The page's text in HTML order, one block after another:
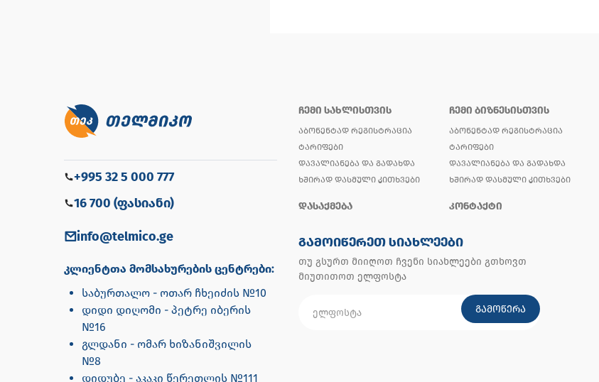
+995 32 5 000 777
16 700 (ფასიანი)
info@telmico.ge
კლიენტთა მომსახურების ცენტრები:
საბურთალო - ოთარ ჩხეიძის №10
დიდი დიღომი - პეტრე იბერის
№16
გლდანი - ომარ ხიზანიშვილის
№8
დიდუბე - აკაკი წერეთლის №111
ᲩᲔᲛᲘ ᲡᲐᲮᲚᲘᲡᲗᲕᲘᲡ
ᲐᲑᲝᲜᲔᲜᲢᲐᲓ ᲠᲔᲒᲘᲡᲢᲠᲐᲪᲘᲐ
ᲢᲐᲠᲘᲤᲔᲑᲘ
ᲓᲐᲕᲐᲚᲘᲐᲜᲔᲑᲐ ᲓᲐ ᲒᲐᲓᲐᲮᲓᲐ
ᲮᲨᲘᲠᲐᲓ ᲓᲐᲡᲛᲣᲚᲘ ᲙᲘᲗᲮᲕᲔᲑᲘ
ᲩᲔᲛᲘ ᲑᲘᲖᲜᲔᲡᲘᲡᲗᲕᲘᲡ
ᲐᲑᲝᲜᲔᲜᲢᲐᲓ ᲠᲔᲒᲘᲡᲢᲠᲐᲪᲘᲐ
ᲢᲐᲠᲘᲤᲔᲑᲘ
ᲓᲐᲕᲐᲚᲘᲐᲜᲔᲑᲐ ᲓᲐ ᲒᲐᲓᲐᲮᲓᲐ
ᲮᲨᲘᲠᲐᲓ ᲓᲐᲡᲛᲣᲚᲘ ᲙᲘᲗᲮᲕᲔᲑᲘ
ᲓᲐᲡᲐᲥᲛᲔᲑᲐ ᲙᲝᲜᲢᲐᲥᲢᲘ
ᲒᲐᲛᲝᲘᲬᲔᲠᲔᲗ ᲡᲘᲐᲮᲚᲔᲔᲑᲘ
თუ გსურთ მიიღოთ ჩვენი სიახლეები გთხოვთ
მიუთითოთ ელფოსტა
ᲒᲐᲛᲝᲬᲔᲠᲐ